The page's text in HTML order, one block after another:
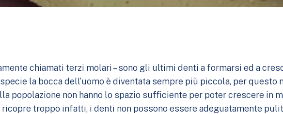
chiamati terzi molari – sono gli ultimi denti a formarsi ed a
la bocca dell’uomo è diventata sempre più piccola, per questo
popolazione non hanno lo spazio sufficiente per poter crescere in
ricopre troppo infatti, i denti non possono essere adeguatamente